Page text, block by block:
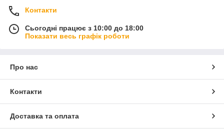
Контакти
Сьогодні працює з 10:00 до 18:00
Показати весь графік роботи
Про нас
Контакти
Доставка та оплата